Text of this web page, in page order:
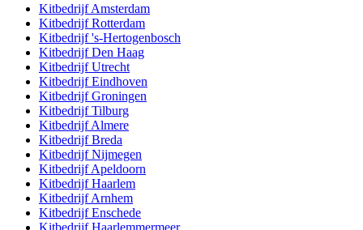
KitbedrijfAmsterdam
KitbedrijfRotterdam
Kitbedrijf's-Hertogenbosch
KitbedrijfDen Haag
KitbedrijfUtrecht
KitbedrijfEindhoven
KitbedrijfGroningen
KitbedrijfTilburg
KitbedrijfAlmere
KitbedrijfBreda
KitbedrijfNijmegen
KitbedrijfApeldoorn
KitbedrijfHaarlem
KitbedrijfArnhem
KitbedrijfEnschede
KitbedrijfHaarlemmermeer